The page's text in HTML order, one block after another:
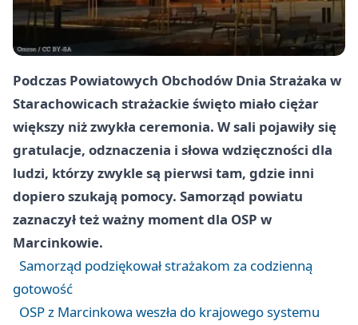
Podczas Powiatowych Obchodów Dnia Strażaka w
Starachowicach strażackie święto miało ciężar
większy niż zwykła ceremonia. W sali pojawiły się
gratulacje, odznaczenia i słowa wdzięczności dla
ludzi, którzy zwykle są pierwsi tam, gdzie inni
dopiero szukają pomocy. Samorząd powiatu
zaznaczył też ważny moment dla OSP w
Marcinkowie.
Samorząd podziękował strażakom za codzienną
gotowość
OSP z Marcinkowa weszła do krajowego systemu